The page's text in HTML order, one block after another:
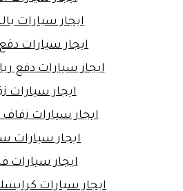
ايجار سيارات
ايجار سيارات
ايجار سيارات دفع
ايجار سيارات
ايجار سيارات زفاف
ايجار سيارات
ايجار سيارات
ايجار سيارات